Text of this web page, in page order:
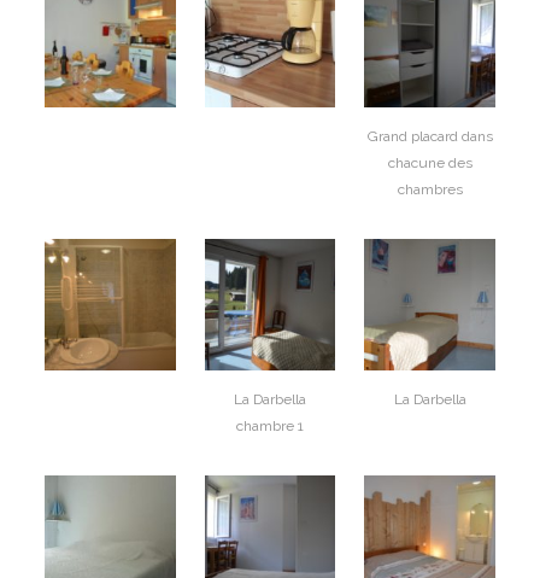
Grand placard dans
chacune des
chambres
La Darbella
chambre 1
La Darbella